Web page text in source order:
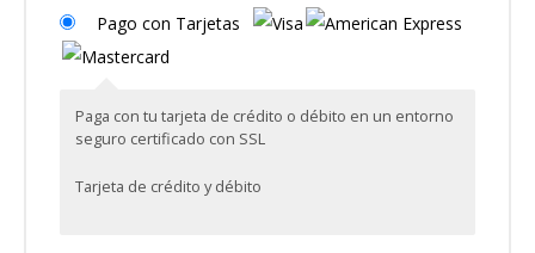
Pago con Tarjetas
Paga con tu tarjeta de crédito o débito en un entorno
seguro certificado con SSL
Tarjeta de crédito y débito